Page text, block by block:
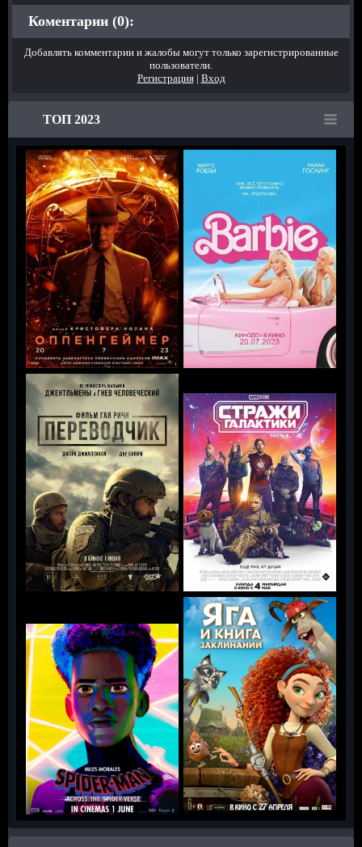
Коментарии (0):
Добавлять комментарии и жалобы могут только зарегистрированные
пользователи.
Регистрация| Вход
ТОП 2023